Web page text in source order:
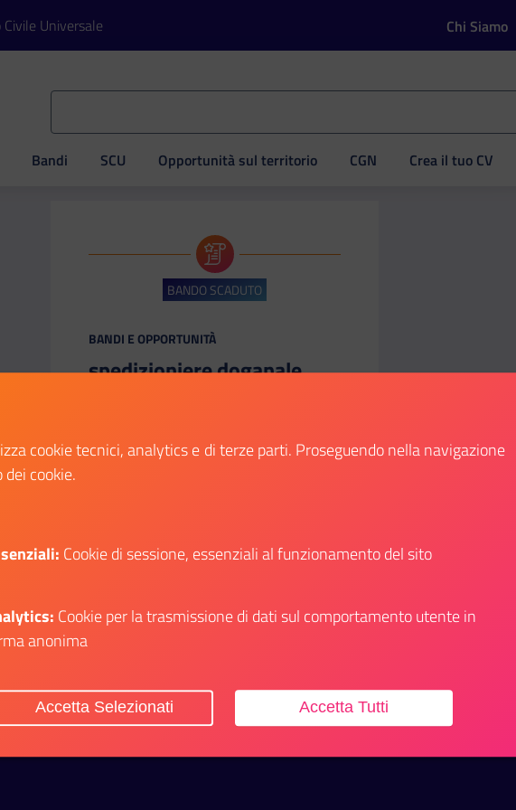
Universale Chi Siamo
Bandi SCU Opportunità sul territorio CGN Crea il tuo CV
BANDO SCADUTO
CATEGORIA:
BANDI E OPPORTUNITÀ
spedizioniere doganale
Avviso di pubblicazione del bando
dell'esame per il conseguimento della
Data fine: 30 gennaio 2026
Giovanili e il Servizio Civile Universale
cookie tecnici, analytics e di terze parti. Proseguendo nella navigazione
cookie.
Cookie di sessione, essenziali al funzionamento del sito
Cookie per la trasmissione di dati sul comportamento utente in
anonima
Accetta Tutti
Accetta Selezionati